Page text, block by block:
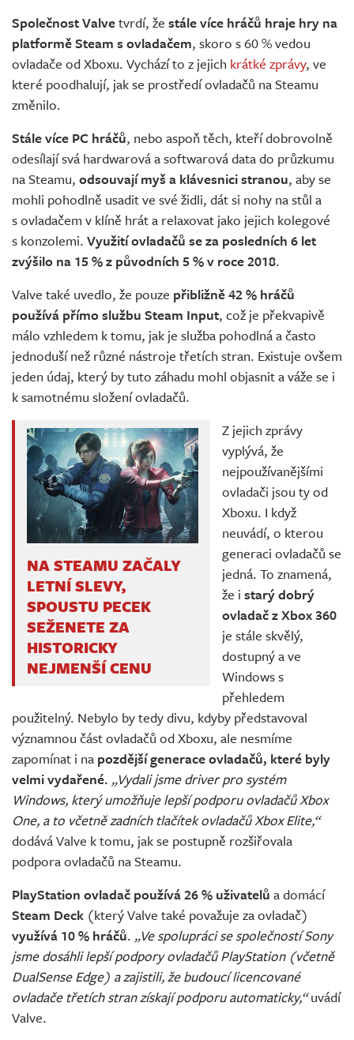
Živě
Společnost Valvetvrdí, že stále více hráčů hraje hry na
platformě Steam s ovladačem, skoro s 60 % vedou
ovladače od Xboxu. Vychází to z jejich krátké zprávy, ve
které poodhalují, jak se prostředí ovladačů na Steamu
změnilo.
Stále více PC hráčů, nebo aspoň těch, kteří dobrovolně
odesílají svá hardwarová a softwarová data do průzkumu
na Steamu, odsouvají myš a klávesnici stranou, aby se
mohli pohodlně usadit ve své židli, dát si nohy na stůl a
s ovladačem v klíně hrát a relaxovat jako jejich kolegové
s konzolemi. Využití ovladačů se za posledních 6 let
zvýšilo na 15 % z původních 5 % v roce 2018.
Valve také uvedlo, že pouze přibližně 42 % hráčů
používá přímo službu Steam Input, což je překvapivě
málo vzhledem k tomu, jak je služba pohodlná a často
jednoduší než různé nástroje třetích stran. Existuje ovšem
jeden údaj, který by tuto záhadu mohl objasnit a váže se i
k samotnému složení ovladačů.
NA STEAMU ZAČALY
LETNÍ SLEVY,
SPOUSTU PECEK
SEŽENETE ZA
HISTORICKY
NEJMENŠÍ CENU
Z jejich zprávy
vyplývá, že
nejpoužívanějšími
ovladači jsou ty od
Xboxu. I když
neuvádí, o kterou
generaci ovladačů se
jedná. To znamená,
že i starý dobrý
ovladač z Xbox 360
je stále skvělý,
dostupný a ve
Windows s
přehledem
použitelný. Nebylo by tedy divu, kdyby představoval
významnou část ovladačů od Xboxu, ale nesmíme
zapomínat i na pozdější generace ovladačů, které byly
velmi vydařené. „Vydali jsme driver pro systém
Windows, který umožňuje lepší podporu ovladačů Xbox
One, a to včetně zadních tlačítek ovladačů Xbox Elite,“
dodává Valve k tomu, jak se postupně rozšiřovala
podpora ovladačů na Steamu.
PlayStation ovladač používá 26 % uživatelů a domácí
Steam Deck (který Valve také považuje za ovladač)
využívá 10 % hráčů. „Ve spolupráci se společností Sony
jsme dosáhli lepší podpory ovladačů PlayStation (včetně
DualSense Edge) a zajistili, že budoucí licencované
ovladače třetích stran získají podporu automaticky,“uvádí
Valve.